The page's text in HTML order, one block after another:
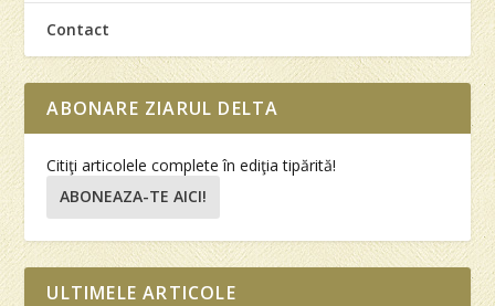
Contact
ABONARE ZIARUL DELTA
Citiţi articolele complete în ediţia tipărită!
ABONEAZA-TE AICI!
ULTIMELE ARTICOLE